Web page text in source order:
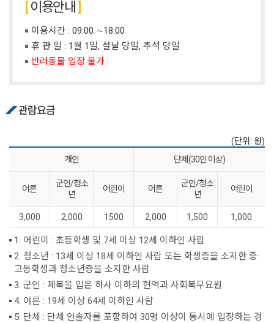
이용안내
이용시간 : 09:00 ∼18:00
휴 관 일 : 1월 1일, 설날 당일, 추석 당일
반려동물 입장 불가
관람요금
(단위: 원)
개인
단체(30인 이상)
어른
군인/청소
년
어린이 어른
군인/청소
년
어린이
3,000 2,000 1500 2,000 1,500 1,000
1. 어린이 : 초등학생 및 7세 이상 12세 이하인 사람
2. 청소년 : 13세 이상 18세 이하인 사람 또는 학생증을 소지한 중·
고등학생과 청소년증을 소지한 사람
3. 군인 : 제복을 입은 하사 이하의 현역과 사회복무요원
4. 어른 : 19세 이상 64세 이하인 사람
5. 단체 : 단체 인솔자를 포함하여 30명 이상이 동시에 입장하는 경